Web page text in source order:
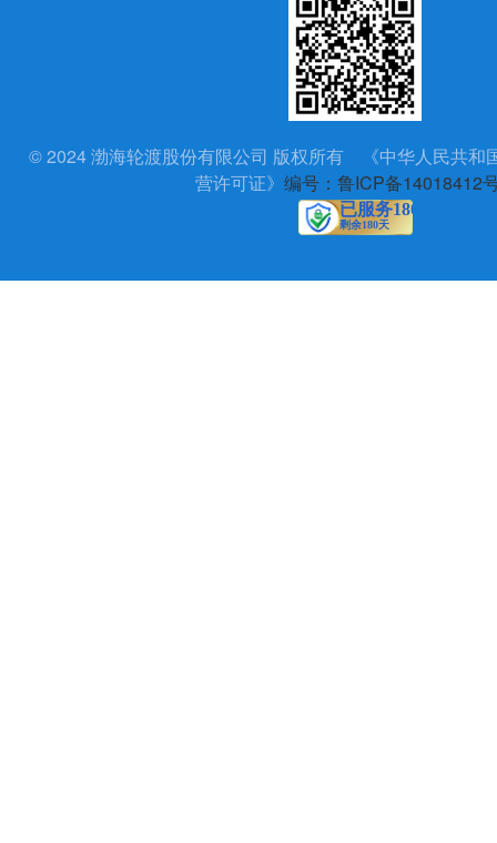
© 2024 渤海轮渡股份有限公司 版权所有 《中华人民共和
营许可证》 编号：鲁ICP备14018412